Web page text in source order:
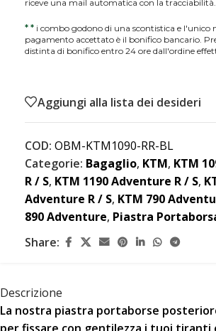
riceve una mail automatica con la tracciabilità.
* * i combo godono di una scontistica e l'unico
pagamento accettato è il bonifico bancario.
distinta di bonifico entro 24 ore dall'ordine
Aggiungi alla lista dei desideri
COD: OBM-KTM1090-RR-BL
Categorie: Bagaglio, KTM, KTM
R / S, KTM 1190 Adventure R / S,
Adventure R / S, KTM 790
890 Adventure, Piastra
Share:
Descrizione
La nostra piastra portaborse